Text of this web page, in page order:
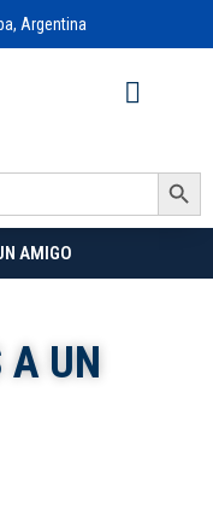
Argentina
Search Button
AMIGO
A UN